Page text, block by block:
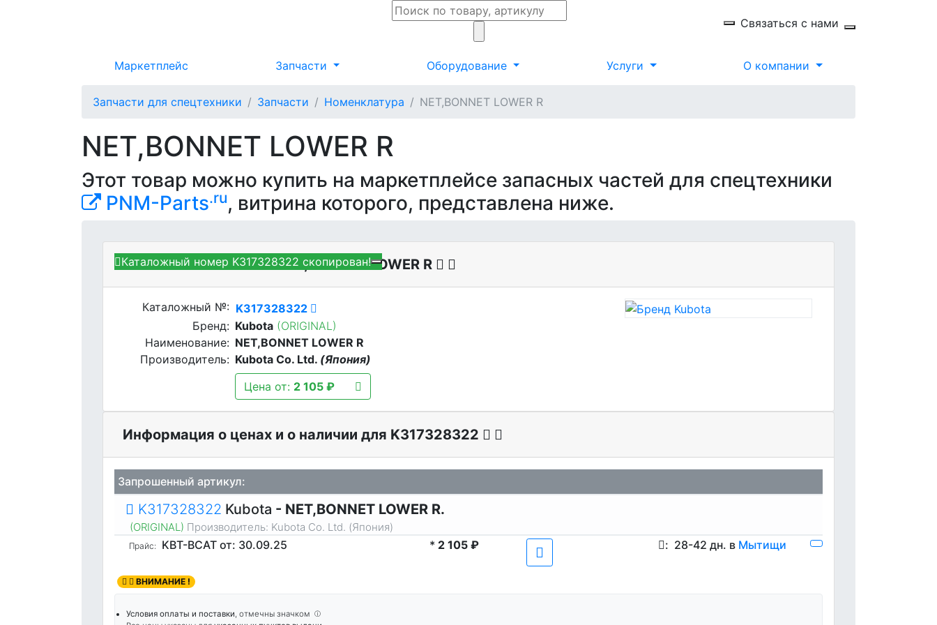
Связаться с нами
Маркетплейс Запчасти Оборудование Услуги О компании
Запчасти для спецтехники Запчасти Номенклатура NET,BONNET LOWER R
NET,BONNET LOWER R
Этот товар можно купить на маркетплейсе запасных частей для спецтехники
PNM-Parts.ru, витрина которого, представлена ниже.
Kubota K317328322 - NET,BONNET LOWER R
Каталожный №: K317328322
Бренд: Kubota (ORIGINAL)
Наименование: NET,BONNET LOWER R
Производитель: Kubota Co. Ltd. (Япония)
Цена от: 2 105 ₽
Каталожный номер K317328322 скопирован!
Информация о ценах и о наличии для K317328322
Запрошенный артикул:
K317328322 Kubota - NET,BONNET LOWER R.
(ORIGINAL) Производитель: Kubota Co. Ltd. (Япония)
Прайс: KBT-BCAT от: 30.09.25 * 2 105 ₽ : 28-42 дн. в Мытищи
ВНИМАНИЕ !
Условия оплаты и поставки , отмечны значком ⓘ